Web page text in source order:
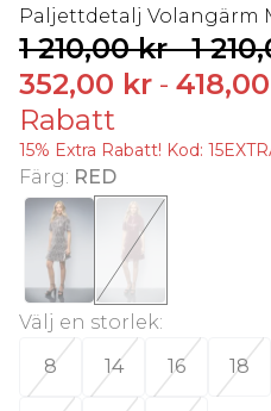
Paljettdetalj Volangärm
1 210,00 kr-1
352,00 kr -
Rabatt
15% Extra Rabatt! Kod:
Färg: RED
Välj en storlek:
8
14 16 18